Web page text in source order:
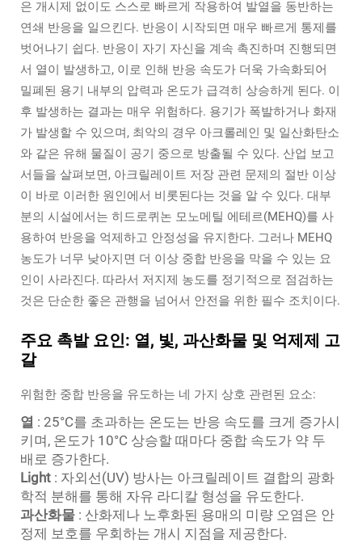
은 개시제 없이도 스스로 빠르게 작용하여 발열을 동반하는
연쇄 반응을 일으킨다. 반응이 시작되면 매우 빠르게 통제를
벗어나기 쉽다. 반응이 자기 자신을 계속 촉진하며 진행되면
서 열이 발생하고, 이로 인해 반응 속도가 더욱 가속화되어
밀폐된 용기 내부의 압력과 온도가 급격히 상승하게 된다. 이
후 발생하는 결과는 매우 위험하다. 용기가 폭발하거나 화재
가 발생할 수 있으며, 최악의 경우 아크롤레인 및 일산화탄소
와 같은 유해 물질이 공기 중으로 방출될 수 있다. 산업 보고
서들을 살펴보면, 아크릴레이트 저장 관련 문제의 절반 이상
이 바로 이러한 원인에서 비롯된다는 것을 알 수 있다. 대부
분의 시설에서는 히드로퀴논 모노메틸 에테르(MEHQ)를 사
용하여 반응을 억제하고 안정성을 유지한다. 그러나 MEHQ
농도가 너무 낮아지면 더 이상 중합 반응을 막을 수 있는 요
인이 사라진다. 따라서 저지제 농도를 정기적으로 점검하는
것은 단순한 좋은 관행을 넘어서 안전을 위한 필수 조치이다.
주요 촉발 요인: 열, 빛, 과산화물 및 억제제 고
갈
위험한 중합 반응을 유도하는 네 가지 상호 관련된 요소:
열 : 25°C를 초과하는 온도는 반응 속도를 크게 증가시
키며, 온도가 10°C 상승할 때마다 중합 속도가 약 두
배로 증가한다.
Light : 자외선(UV) 방사는 아크릴레이트 결합의 광화
학적 분해를 통해 자유 라디칼 형성을 유도한다.
과산화물 : 산화제나 노후화된 용매의 미량 오염은 안
정제 보호를 우회하는 개시 지점을 제공한다.